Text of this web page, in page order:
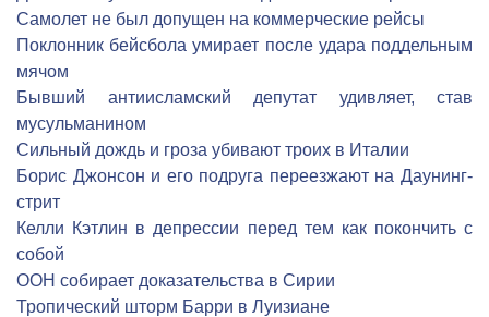
Самолет не был допущен на коммерческие рейсы
Поклонник бейсбола умирает после удара поддельным
мячом
Бывший антиисламский депутат удивляет, став
мусульманином
Сильный дождь и гроза убивают троих в Италии
Борис Джонсон и его подруга переезжают на Даунинг-
стрит
Келли Кэтлин в депрессии перед тем как покончить с
собой
ООН собирает доказательства в Сирии
Тропический шторм Барри в Луизиане